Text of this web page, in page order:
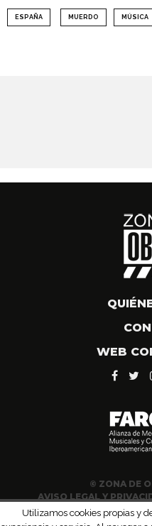
ESPAÑA MUERDO MÚSICA
WEB
© ZONA DE
AVISO LEGAL Y
Utilizamos cookies propias y